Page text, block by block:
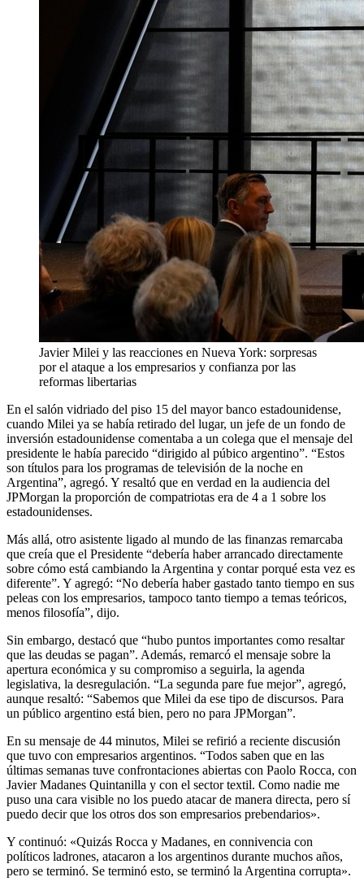
Javier Milei y las reacciones en Nueva York: sorpresas
por el ataque a los empresarios y confianza por las
reformas libertarias
En el salón vidriado del piso 15 del mayor banco estadounidense,
cuando Milei ya se había retirado del lugar, un jefe de un fondo de
inversión estadounidense comentaba a un colega que el mensaje del
presidente le había parecido “dirigido al púbico argentino”. “Estos
son títulos para los programas de televisión de la noche en
Argentina”, agregó. Y resaltó que en verdad en la audiencia del
JPMorgan la proporción de compatriotas era de 4 a 1 sobre los
estadounidenses.
Más allá, otro asistente ligado al mundo de las finanzas remarcaba
que creía que el Presidente “debería haber arrancado directamente
sobre cómo está cambiando la Argentina y contar porqué esta vez es
diferente”. Y agregó: “No debería haber gastado tanto tiempo en sus
peleas con los empresarios, tampoco tanto tiempo a temas teóricos,
menos filosofía”, dijo.
Sin embargo, destacó que “hubo puntos importantes como resaltar
que las deudas se pagan”. Además, remarcó el mensaje sobre la
apertura económica y su compromiso a seguirla, la agenda
legislativa, la desregulación. “La segunda pare fue mejor”, agregó,
aunque resaltó: “Sabemos que Milei da ese tipo de discursos. Para
un público argentino está bien, pero no para JPMorgan”.
En su mensaje de 44 minutos, Milei se refirió a reciente discusión
que tuvo con empresarios argentinos. “Todos saben que en las
últimas semanas tuve confrontaciones abiertas con Paolo Rocca, con
Javier Madanes Quintanilla y con el sector textil. Como nadie me
puso una cara visible no los puedo atacar de manera directa, pero sí
puedo decir que los otros dos son empresarios prebendarios».
Y continuó: «Quizás Rocca y Madanes, en connivencia con
políticos ladrones, atacaron a los argentinos durante muchos años,
pero se terminó. Se terminó esto, se terminó la Argentina corrupta».